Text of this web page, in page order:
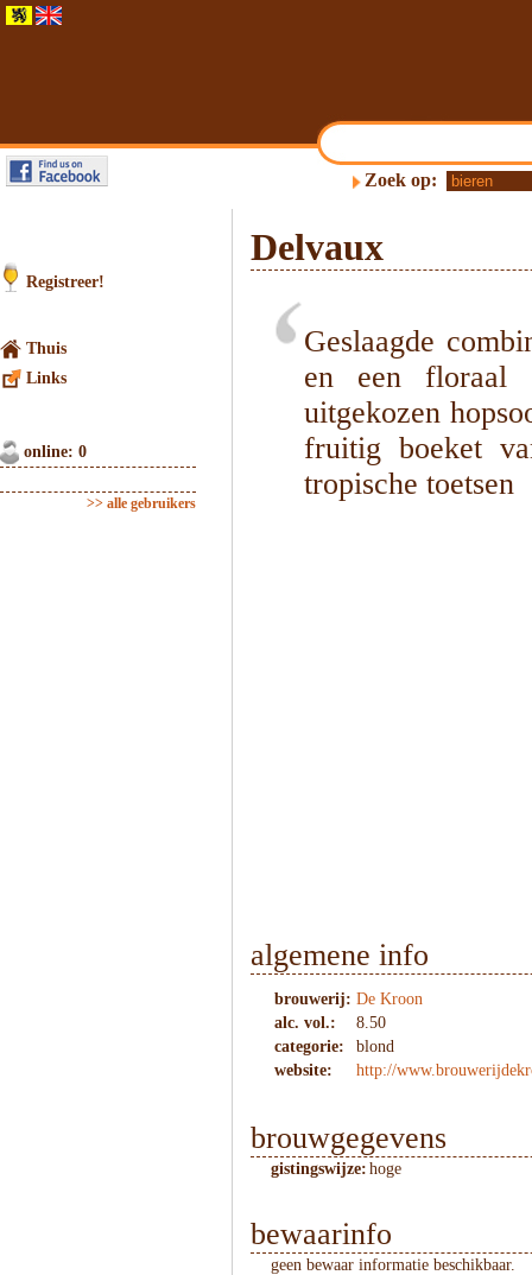
Zoek op:
Registreer!
Thuis
Links
online: 0
>> alle gebruikers
Delvaux
Geslaagde
en een floraal
uitgekozen
fruitig boeket
tropische toetsen
algemene info
brouwerij: De Kroon
alc. vol.:
8.50
categorie:
blond
website:
http://
brouwgegevens
gistingswijze: hoge
bewaarinfo
geen bewaar informatie beschikbaar.